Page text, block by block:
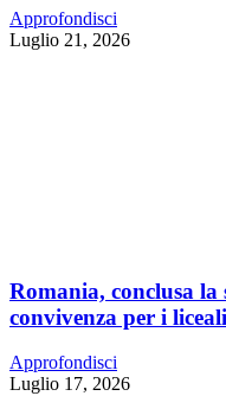
Approfondisci
Luglio 21, 2026
Romania, conclusa
convivenza per i
Approfondisci
Luglio 17, 2026